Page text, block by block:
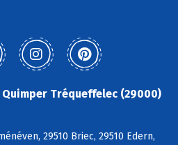
Tréqueffelec (29000)
29510 Briec, 29510 Edern,